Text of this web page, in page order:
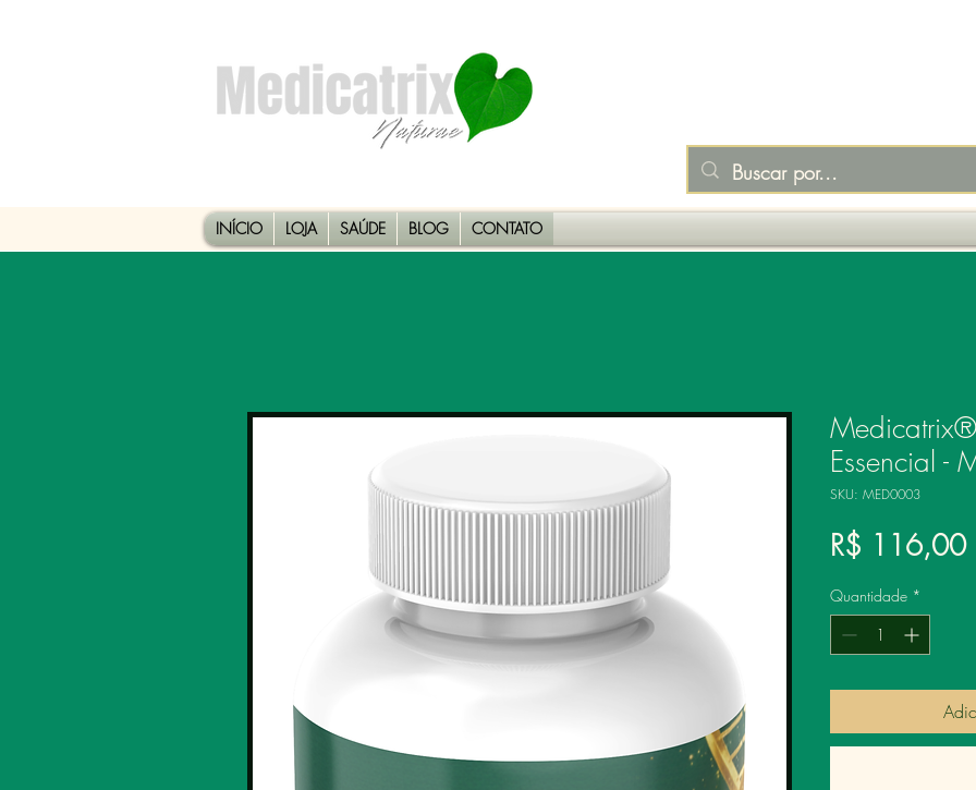
INÍCIO LOJA SAÚDE BLOG CONTATO
Essencial -
SKU: MED0003
R$ 116,00
Quantidade *